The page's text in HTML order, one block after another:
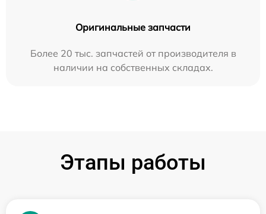
Оригинальные запчасти
Более 20 тыс. запчастей от производителя в
наличии на собственных складах.
Этапы работы